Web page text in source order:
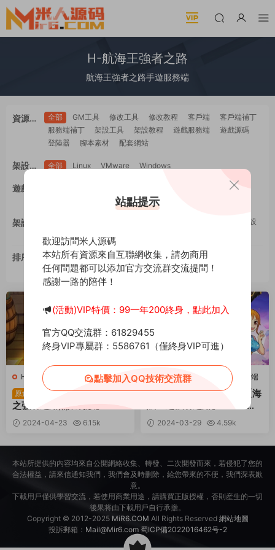
H-航海王強者之路
航海王強者之路手遊服務端
資源類
全部 GM工具 修改工具 修改教程 客戶端
客戶端補丁
服務端補丁
架設工具 架設教程 遊戲服務端
遊戲源碼
登陸器
腳本素材 配套網站
架設系
全部 Linux VMware Windows
遊戲平
多端互通 工具類
架設難
手工架設
架設工具
排序 最新 更新 推薦 下載 浏覽
評論
随機
H-航海王強者之路 ·手遊服務端
原創
卡牌回合手遊【海賊王
之強者之路無限制版】Win
一鍵服務端+多區跨服+管理
後台+CDK授權後台+安卓蘋
2024-04-23
6.15k
H-航海王強者之路
手遊服務端
原創 典藏卡牌回合手遊【海
賊王之強者之路】Win一鍵
服務端+安卓蘋果雙端+運營
後台+視頻架設教程
2024-03-29
4.59k
本站所提供的内容均來自公開網絡收集、轉發、二次開發而來，若侵犯了您的
合法權益，請來信通知我們，我們會及時删除，給您帶來的不便，我們深表歉
意。
下載用戶僅供學習交流，若使用商業用途，請購買正版授權，否則産生的一切
後果将由下載用戶自行承擔。
Copyright © 2012-2025 MiR6.COM All Rights Reserved 網站地圖
投訴郵箱： Mail@Mir6.com 蜀ICP備2022016462号-2
站點提示
歡迎訪問米人源碼
本站所有資源來自互聯網收集，請勿商用
任何問題都可以添加官方交流群交流提問！
感謝一路的陪伴！
(活動)VIP特價：99一年200終身，點此加入
官方QQ交流群：61829455
終身VIP專屬群：5586761（僅終身VIP可進）
點擊加入QQ技術交流群